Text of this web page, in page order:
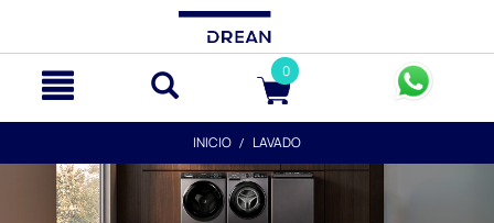
0
INICIO LAVADO